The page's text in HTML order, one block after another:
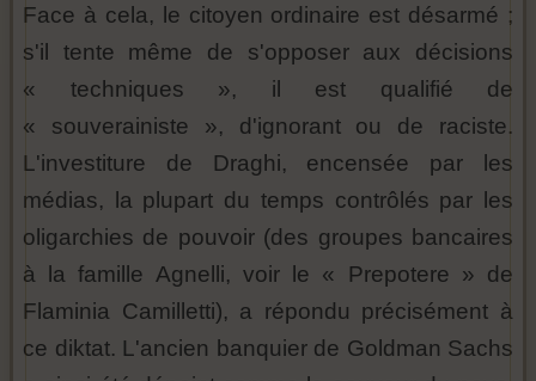
Face à cela, le citoyen ordinaire est désarmé ;
s'il tente même de s'opposer aux décisions
« techniques », il est qualifié de
« souverainiste », d'ignorant ou de raciste.
L'investiture de Draghi, encensée par les
médias, la plupart du temps contrôlés par les
oligarchies de pouvoir (des groupes bancaires
à la famille Agnelli, voir le « Prepotere » de
Flaminia Camilletti), a répondu précisément à
ce diktat. L'ancien banquier de Goldman Sachs